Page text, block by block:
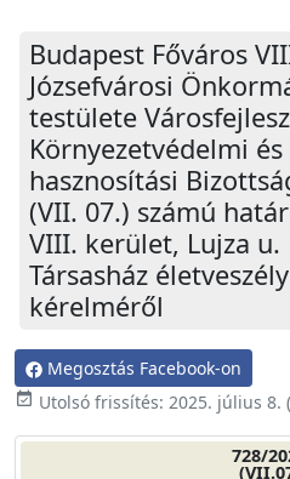
Budapest Főváros
Józsefvárosi
testülete
Környezetvédelmi
hasznosítási
(VII. 07.) számú
VIII. kerület, Lujza u.
Társasház
kérelméről
Megosztás Facebook-on
event_available Utolsó frissítés: 2025. július 8.
728/